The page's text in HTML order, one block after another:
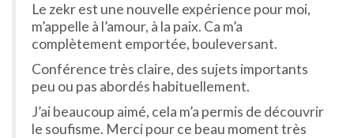
Le zekr est une nouvelle expérience pour moi,
m’appelle à l’amour, à la paix. Ca m’a
complètement emportée, bouleversant.
Conférence très claire, des sujets importants
peu ou pas abordés habituellement.
J’ai beaucoup aimé, cela m’a permis de découvrir
le soufisme. Merci pour ce beau moment très